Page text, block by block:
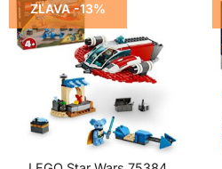
ZĽAVA -13%